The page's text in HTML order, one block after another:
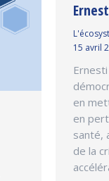
15 avril
en
en
santé,
de la